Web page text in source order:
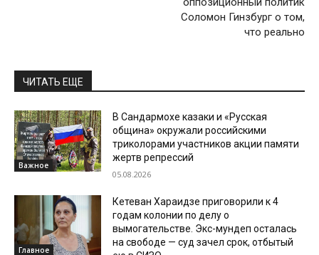
Соломон Гинзбург о том,
что реально
ЧИТАТЬ ЕЩЕ
Важное
В Сандармохе казаки и «Русская
община» окружали российскими
триколорами участников акции памяти
жертв репрессий
05.08.2026
Главное
Кетеван Хараидзе приговорили к 4
годам колонии по делу о
вымогательстве. Экс-мундеп осталась
на свободе — суд зачел срок, отбытый